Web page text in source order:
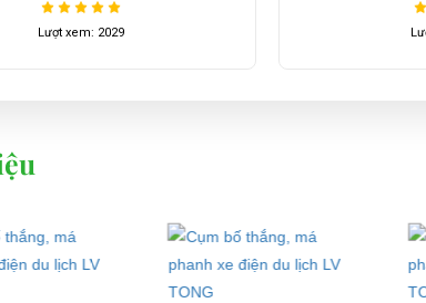
Lượt xem: 3376